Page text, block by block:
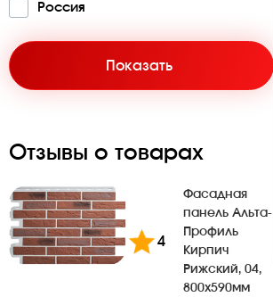
Ро­с­сия
Показать
Отзывы о товарах
Фасадная
панель Альта-
Профиль
Кирпич
Рижский, 04,
800х590мм
4